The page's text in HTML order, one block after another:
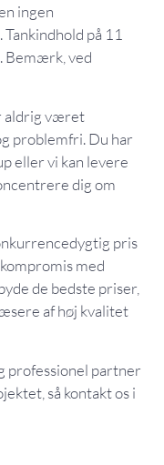
ingen
på 11
Bemærk, ved
aldrig været
problemfri. Du har
eller vi kan levere
dig om
pris
med
de bedste priser,
af høj kvalitet
professionel partner
så kontakt os i